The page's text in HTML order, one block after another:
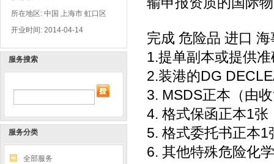
所在地区: 中国 上海市 虹口区
开业时间: 2014-04-14
服务搜索
服务分类
全部服务
完成 危险品 进口
1.提单副本或提供
2.装港的DG
3. MSDS正本（由
4. 格式保函正本1张
5. 格式委托书正本1
6. 其他特殊危险化